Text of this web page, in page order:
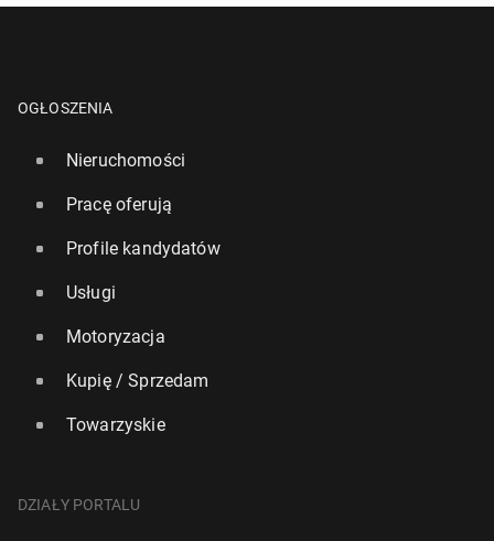
OGŁOSZENIA
Nieruchomości
Pracę oferują
Profile kandydatów
Usługi
Motoryzacja
Kupię / Sprzedam
Towarzyskie
DZIAŁY PORTALU